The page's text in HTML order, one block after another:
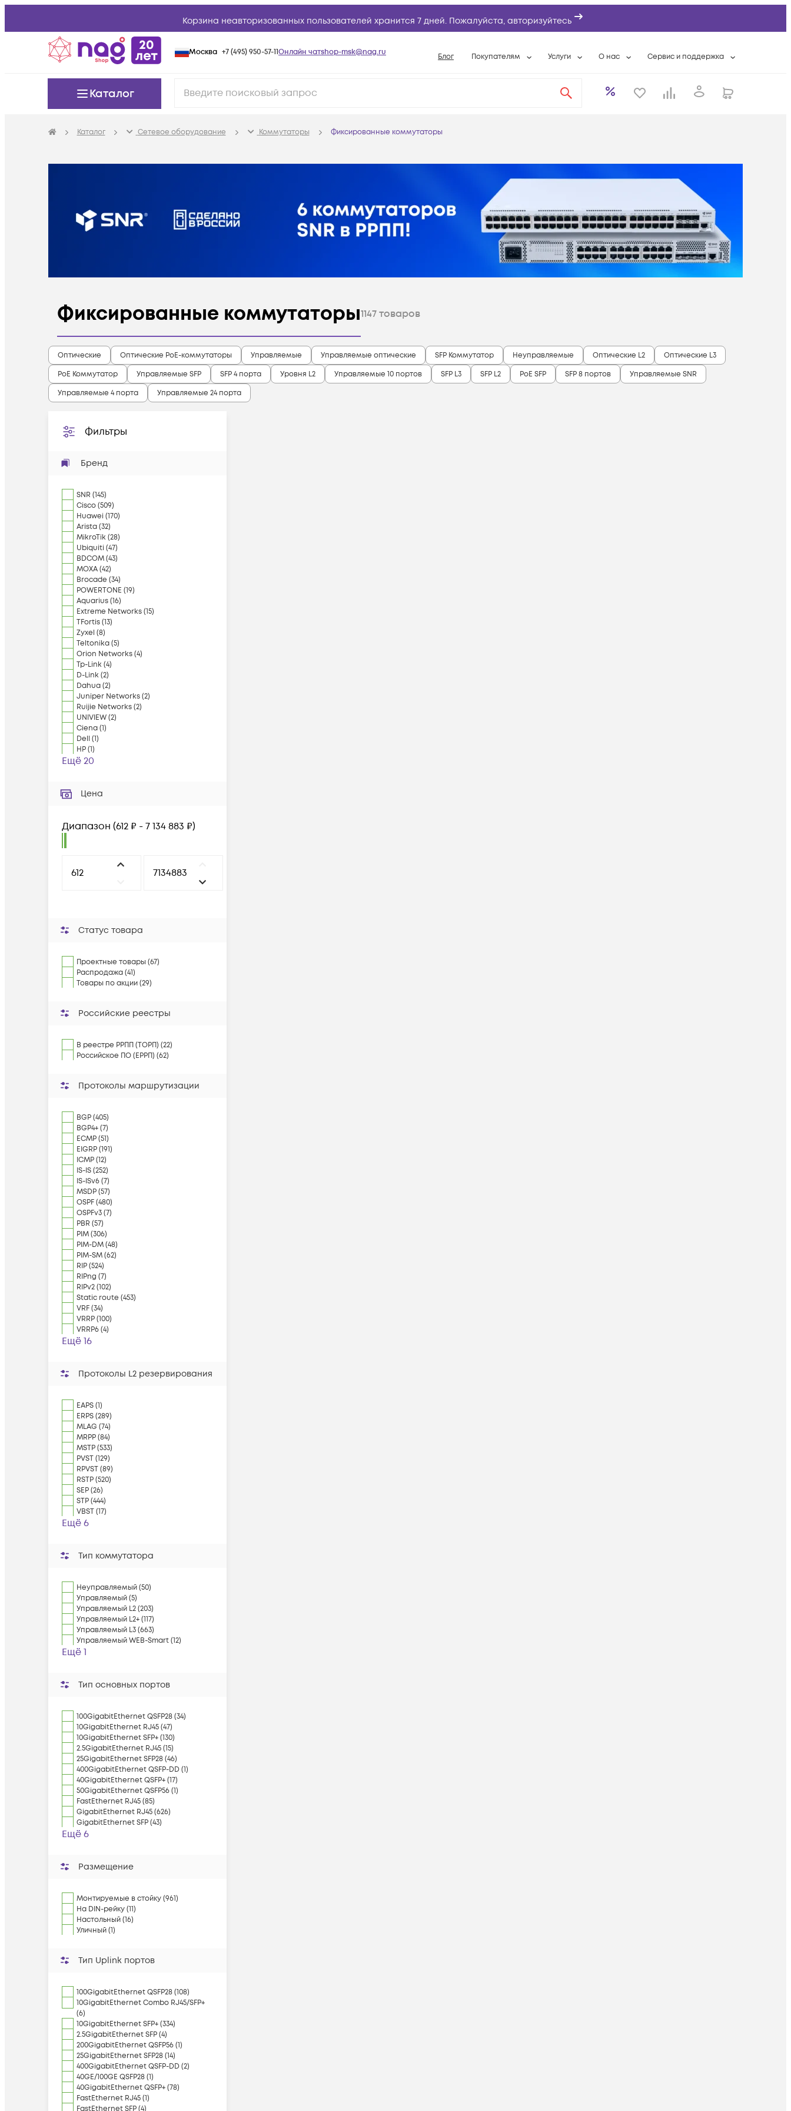
Корзина неавторизованных пользователей хранится 7 дней. Пожалуйста, авторизуйтесь
Москва +7 (495) 950-57-11Онлайн чатshop-msk@nag.ru Блог Покупателям
Возврат товара
Вопросы и ответы
База знаний
Конфигураторы
Услуги
Системная интеграция
О нас
Контактная информация
Вакансии
Сервис и поддержка
Контакты сервисных центров
Условия оказания услуг
Каталог
Каталог Сетевое оборудование Коммутаторы Фиксированные коммутаторы
Фиксированные коммутаторы1147товаров
Фильтры
Бренд
SNR (145)
Cisco(509)
Huawei (170)
Arista(32)
MikroTik(28)
Ubiquiti (47)
BDCOM(43)
MOXA(42)
Brocade (34)
POWERTONE (19)
Aquarius(16)
Extreme Networks(15)
TFortis(13)
Zyxel (8)
Teltonika(5)
Orion Networks(4)
Tp-Link(4)
D-Link(2)
Dahua(2)
Juniper Networks(2)
Ruijie Networks(2)
UNIVIEW(2)
Ciena(1)
Dell (1)
HP(1)
Ещё 20
Цена
Диапазон (612 ₽ - 7 134 883 ₽)
Статус товара
Проектные товары (67)
Распродажа (41)
Товары по акции (29)
Российские реестры
В реестре РРПП (ТОРП) (22)
Российское ПО (ЕРРП) (62)
Протоколы маршрутизации
BGP (405)
BGP4+ (7)
ECMP (51)
EIGRP (191)
ICMP (12)
IS-IS (252)
IS-ISv6 (7)
MSDP (57)
OSPF (480)
OSPFv3 (7)
PBR (57)
PIM (306)
PIM-DM (48)
PIM-SM (62)
RIP (524)
RIPng (7)
RIPv2 (102)
Static route (453)
VRF (34)
VRRP (100)
VRRP6 (4)
Ещё 16
Протоколы L2 резервирования
EAPS (1)
ERPS (289)
MLAG (74)
MRPP (84)
MSTP (533)
PVST (129)
RPVST (89)
RSTP (520)
SEP (26)
STP (444)
VBST (17)
Ещё 6
Тип коммутатора
Неуправляемый (50)
Управляемый (5)
Управляемый L2 (203)
Управляемый L2+ (117)
Управляемый L3 (663)
Управляемый WEB-Smart (12)
Ещё 1
Тип основных портов
100GigabitEthernet QSFP28 (34)
10GigabitEthernet RJ45 (47)
10GigabitEthernet SFP+ (130)
2.5GigabitEthernet RJ45 (15)
25GigabitEthernet SFP28 (46)
400GigabitEthernet QSFP-DD (1)
40GigabitEthernet QSFP+ (17)
50GigabitEthernet QSFP56 (1)
FastEthernet RJ45 (85)
GigabitEthernet RJ45 (626)
GigabitEthernet SFP (43)
Ещё 6
Размещение
Монтируемые в стойку (961)
На DIN-рейку (11)
Настольный (16)
Уличный (1)
Тип Uplink портов
100GigabitEthernet QSFP28 (108)
10GigabitEthernet Combo RJ45/SFP+
(6)
10GigabitEthernet SFP+ (334)
2.5GigabitEthernet SFP (4)
200GigabitEthernet QSFP56 (1)
25GigabitEthernet SFP28 (14)
400GigabitEthernet QSFP-DD (2)
40GE/100GE QSFP28 (1)
40GigabitEthernet QSFP+ (78)
FastEthernet RJ45 (1)
FastEthernet SFP (4)
Оптические Оптические PoE-коммутаторы Управляемые Управляемые оптические SFP Коммутатор Неуправляемые Оптические L2
Оптические L3
PoE Коммутатор
Управляемые SFP SFP 4 порта Уровня L2 Управляемые 10 портов SFP L3 SFP L2 PoE SFP SFP 8 портов
Управляемые SNR
Управляемые 4 порта
Управляемые 24 порта